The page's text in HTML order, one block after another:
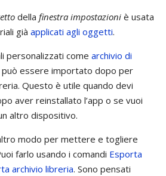
della finestra impostazioni è usata
già applicati agli oggetti.
personalizzati come archivio di
può essere importato dopo per
Questo è utile quando devi
aver reinstallato l’app o se vuoi
altro dispositivo.
modo per mettere e togliere
farlo usando i comandi Esporta
archivio libreria. Sono pensati